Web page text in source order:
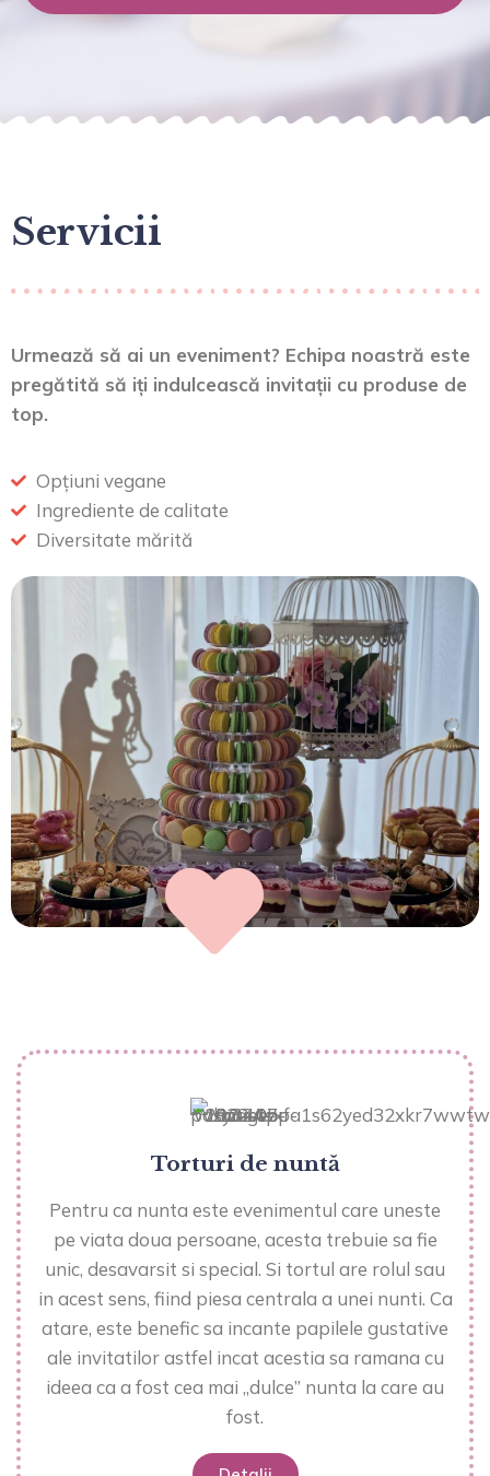
Servicii
Urmează să ai un eveniment? Echipa noastră este
pregătită să iți indulcească invitații cu produse de
top.
Opțiuni vegane
Ingrediente de calitate
Diversitate mărită
Torturi de nuntă
Pentru ca nunta este evenimentul care uneste
pe viata doua persoane, acesta trebuie sa fie
unic, desavarsit si special. Si tortul are rolul sau
in acest sens, fiind piesa centrala a unei nunti. Ca
atare, este benefic sa incante papilele gustative
ale invitatilor astfel incat acestia sa ramana cu
ideea ca a fost cea mai „dulce” nunta la care au
fost.